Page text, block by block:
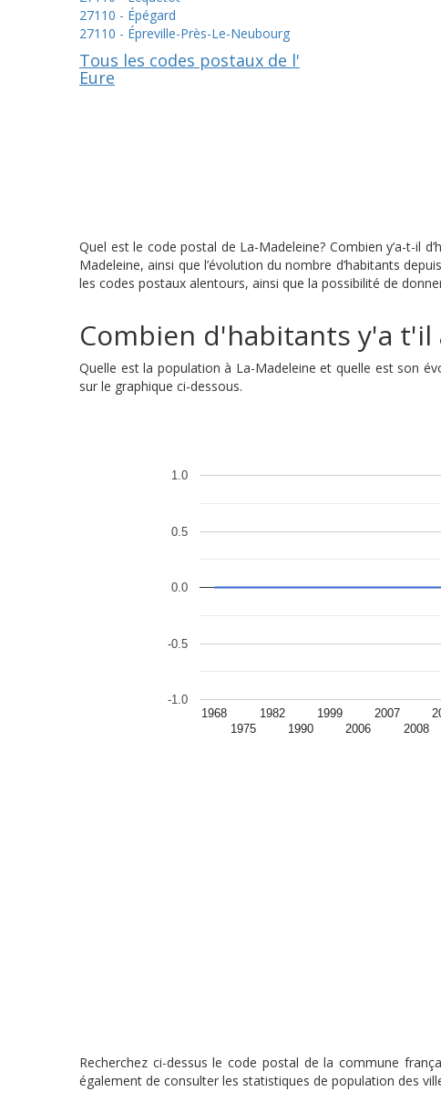
27110 - Épégard
27110 - Épreville-Près-Le-Neubourg
Tous les codes postaux de l'
Eure
Quel est le code postal de La-Madeleine? Combien y’a-t-il
Madeleine, ainsi que l’évolution du nombre d’habitants
les codes postaux alentours, ainsi que la possibilité de
Combien d'habitants y'a t'il
Quelle est la population à La-Madeleine et quelle est son
sur le graphique ci-dessous.
1968
1975
1982
1990
1999
2006
2007
2008
-1.0
-0.5
0.0
0.5
1.0
Recherchez ci-dessus le code postal de la commune
également de consulter les statistiques de population des